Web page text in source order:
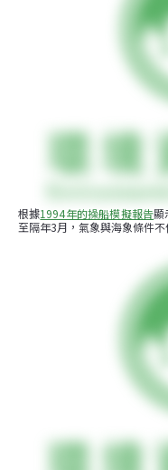
根據1994年的操船模擬報告顯
至隔年3月，氣象與海象條件